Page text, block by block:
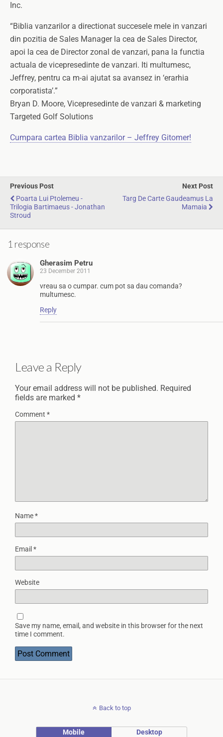
Inc.
“Biblia vanzarilor a directionat succesele mele in vanzari
din pozitia de Sales Manager la cea de Sales Director,
apoi la cea de Director zonal de vanzari, pana la functia
actuala de vicepresedinte de vanzari. Iti multumesc,
Jeffrey, pentru ca m-ai ajutat sa avansez in ‘erarhia
corporatista’.”
Bryan D. Moore, Vicepresedinte de vanzari & marketing
Targeted Golf Solutions
Cumpara cartea Biblia vanzarilor – Jeffrey Gitomer!
Previous Post
Poarta Lui Ptolemeu -
Trilogia Bartimaeus - Jonathan
Stroud
Next Post
Targ De Carte Gaudeamus La
Mamaia
1 response
Gherasim Petru
23 December 2011
vreau sa o cumpar. cum pot sa dau comanda?
multumesc.
Reply
Leave a Reply
Your email address will not be published. Required
fields are marked *
Comment *
Name*
Email*
Website
Save my name, email, and website in this browser for the next
time I comment.
Back to top
Mobile Desktop